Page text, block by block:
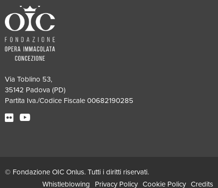
Via Toblino 53,
35142 Padova (PD)
Partita Iva./Codice Fiscale 00682190285
© Fondazione OIC Onlus. Tutti i diritti riservati.
Whistleblowing
Privacy Policy Cookie Policy Credits